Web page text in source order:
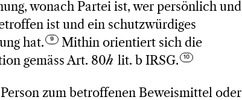
wonach Partei ist, wer persönlich und
ist und ein schutzwürdiges
hat.
Mithin orientiert sich die
gemäss Art. 80h lit. b IRSG.
zum betroffenen Beweismittel oder